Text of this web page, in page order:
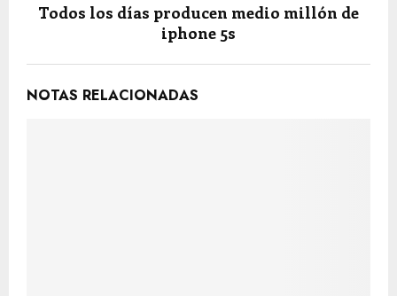
Todos los días producen medio millón de
iphone 5s
NOTAS RELACIONADAS